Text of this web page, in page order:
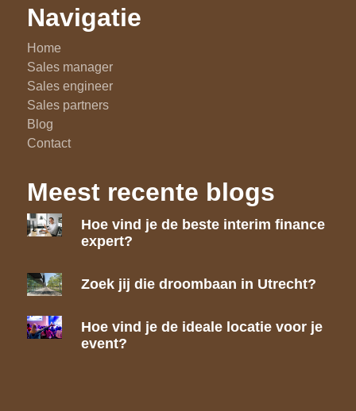
Navigatie
Home
Sales manager
Sales engineer
Sales partners
Blog
Contact
Meest recente blogs
Hoe vind je de beste interim finance
expert?
Zoek jij die droombaan in Utrecht?
Hoe vind je de ideale locatie voor je
event?